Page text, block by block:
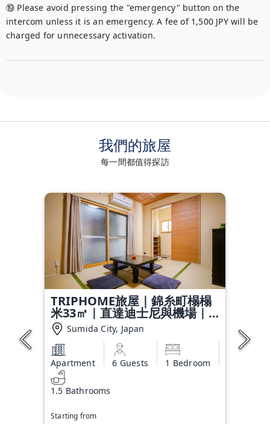
⑲ Please avoid pressing the "emergency" button on the
intercom unless it is an emergency. A fee of 1,500 JPY will be
charged for unnecessary activation.
我們的旅屋
每一間都值得探訪
TRIPHOME旅屋｜錦糸町榻榻
米33㎡｜直達迪士尼與機場｜
一樓便利｜車站6分鐘
Sumida City, Japan
Apartment 6 Guests 1 Bedroom
1.5 Bathrooms
Starting from